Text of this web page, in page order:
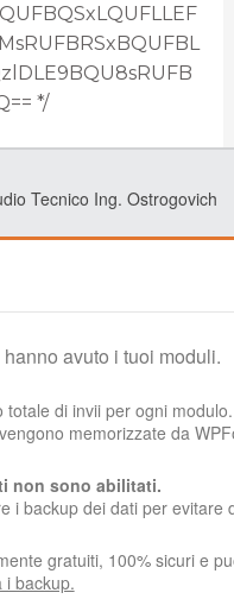
*/
avuto i tuoi moduli.
di invii per ogni
memorizzate da
non sono abilitati.
i backup dei dati per evitare
gratuiti, 100% sicuri e
i backup.